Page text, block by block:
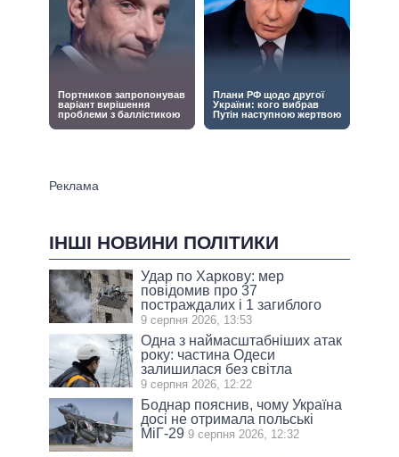
ІНШІ НОВИНИ ПОЛІТИКИ
Удар по Харкову: мер
повідомив про 37
постраждалих і 1 загиблого
9 серпня 2026, 13:53
Одна з наймасштабніших атак
року: частина Одеси
залишилася без світла
9 серпня 2026, 12:22
Боднар пояснив, чому Україна
досі не отримала польські
МіГ-29 9 серпня 2026, 12:32